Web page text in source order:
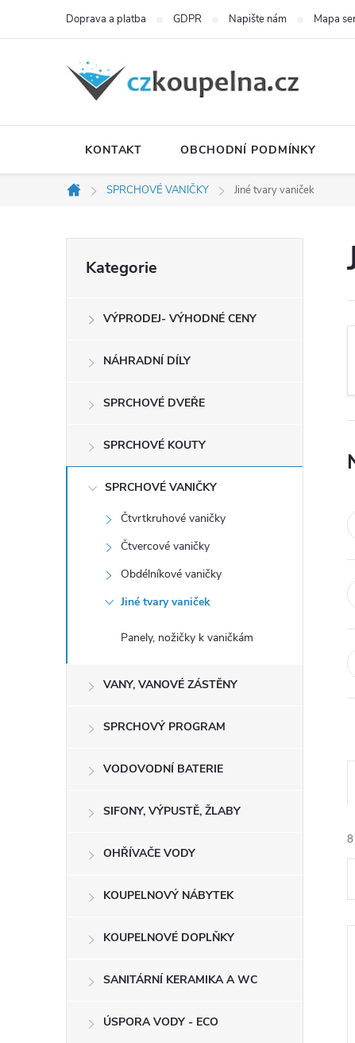
Doprava a platba GDPR Napište nám Mapa
KONTAKT OBCHODNÍ PODMÍNKY
Domů
SPRCHOVÉ VANIČKY Jiné tvary vaniček
a
a
kategorie
Kategorie
VÝPRODEJ- VÝHODNÉ CENY
NÁHRADNÍ DÍLY
SPRCHOVÉ DVEŘE
SPRCHOVÉ KOUTY
SPRCHOVÉ VANIČKY
Čtvrtkruhové vaničky
Čtvercové vaničky
Obdélníkové vaničky
Jiné tvary vaniček
Panely, nožičky k vaničkám
VANY, VANOVÉ ZÁSTĚNY
SPRCHOVÝ PROGRAM
VODOVODNÍ BATERIE
SIFONY, VÝPUSTĚ, ŽLABY
OHŘÍVAČE VODY
KOUPELNOVÝ NÁBYTEK
KOUPELNOVÉ DOPLŇKY
SANITÁRNÍ KERAMIKA A WC
ÚSPORA VODY - ECO
a8